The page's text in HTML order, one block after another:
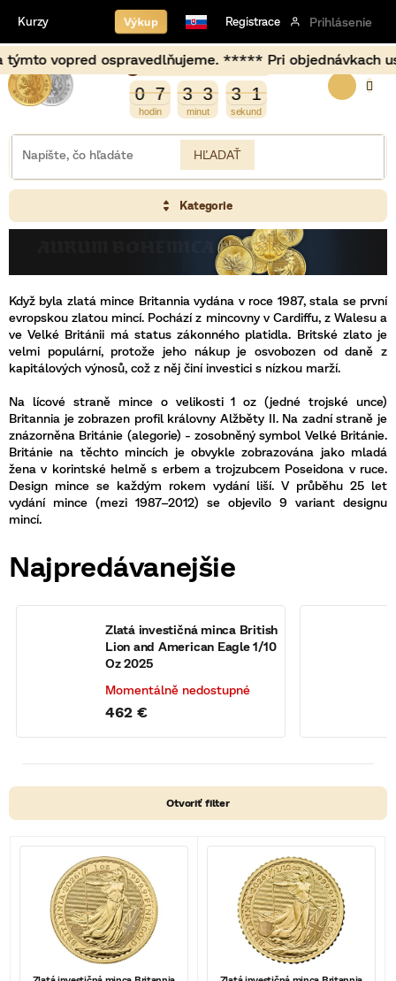
obsah
***** Pri objednávkach
Výkup Registrace Prihlásenie
Kurzy
Burza opět otevírá za
0
0 7
7 3
3 3
3 3
3 0
1
0
2
1
HĽADAŤ
Kategorie
Když byla zlatá mince Britannia vydána v roce 1987, stala se první
evropskou zlatou mincí. Pochází z mincovny v Cardiffu, z Walesu a
ve Velké Británii má status zákonného platidla. Britské zlato je
velmi populární, protože jeho nákup je osvobozen od daně z
kapitálových výnosů, což z něj činí investici s nízkou marží.
Na lícové straně mince o velikosti 1 oz (jedné trojské unce)
Britannia je zobrazen profil královny Alžběty II. Na zadní straně je
znázorněna Británie (alegorie) - zosobněný symbol Velké Británie.
Británie na těchto mincích je obvykle zobrazována jako mladá
žena v korintské helmě s erbem a trojzubcem Poseidona v ruce.
Design mince se každým rokem vydání liší. V průběhu 25 let
vydání mince (mezi 1987–2012) se objevilo 9 variant designu
mincí.
Najpredávanejšie
Zlatá investičná minca British
Lion and American Eagle 1/10
Oz 2025
Momentálně nedostupné
462 €
Otvoriť filter
V